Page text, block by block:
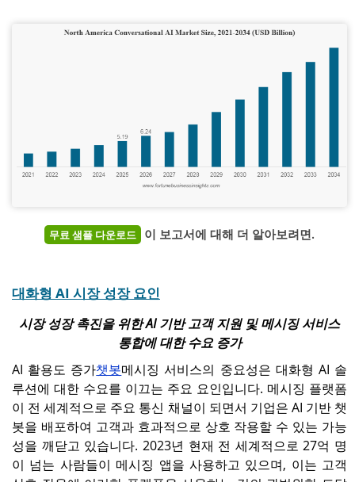
무료 샘플 다운로드 이 보고서에 대해 더 알아보려면.
대화형 AI 시장 성장 요인
시장 성장 촉진을 위한 AI 기반 고객 지원 및 메시징 서비스
통합에 대한 수요 증가
AI 활용도 증가챗봇메시징 서비스의 중요성은 대화형 AI 솔
루션에 대한 수요를 이끄는 주요 요인입니다. 메시징 플랫폼
이 전 세계적으로 주요 통신 채널이 되면서 기업은 AI 기반 챗
봇을 배포하여 고객과 효과적으로 상호 작용할 수 있는 가능
성을 깨닫고 있습니다. 2023년 현재 전 세계적으로 27억 명
이 넘는 사람들이 메시징 앱을 사용하고 있으며, 이는 고객